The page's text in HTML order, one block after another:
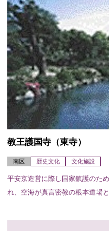
教王護国寺（東寺）
南区 歴史文化 文化施設
平安京造営に際し国家鎮護のた
れ、空海が真言密教の根本道場
講堂には大日如来...